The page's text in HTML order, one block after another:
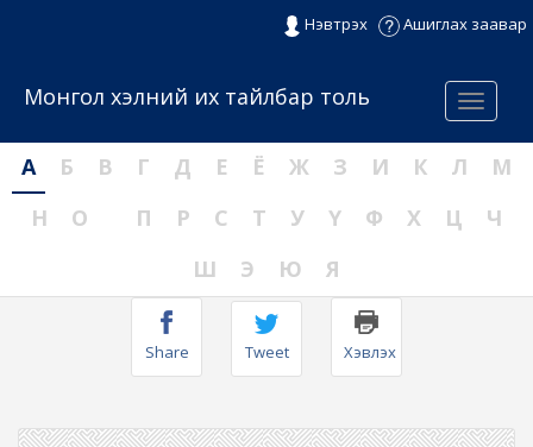
Нэвтрэх Ашиглах заавар
Menu
Монгол хэлний их тайлбар толь
А Б В Г Д Е Ё Ж З И К Л
М
Н
О П Р С Т У Ү Ф Х Ц
Ч
Ш
Э Ю Я
Share Tweet Хэвлэх